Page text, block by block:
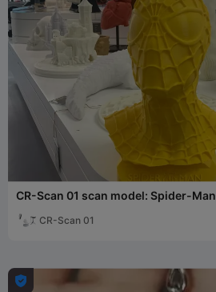
CR-Scan 01 scan model: Spider-Man
CR-Scan 01
